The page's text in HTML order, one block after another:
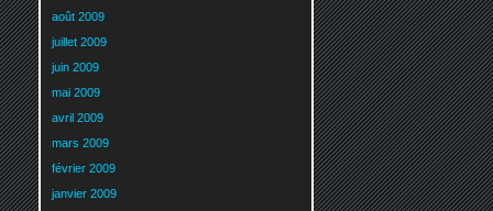
août 2009
juillet 2009
juin 2009
mai 2009
avril 2009
mars 2009
février 2009
janvier 2009